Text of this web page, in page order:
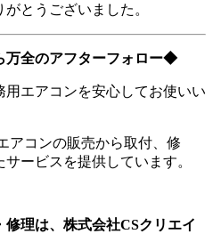
とうございました。
万全のアフターフォロー◆
エアコンを安心してお使いい
アコンの販売から取付、修
ービスを提供しています。
理は、株式会社CSクリエイ